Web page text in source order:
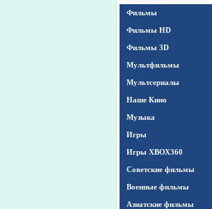
Фильмы
Фильмы HD
Фильмы 3D
Мультфильмы
Мультсериалы
Наше Кино
Музыка
Игры
Игры ХВОХ360
Cоветские фильмы
Военные фильмы
Азиатские фильмы